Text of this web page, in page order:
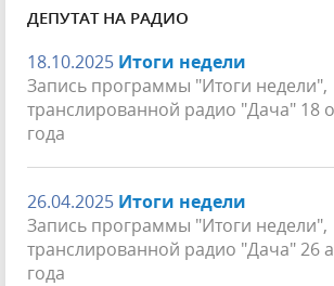
ДЕПУТАТ НА РАДИО
18.10.2025 Итоги недели
Запись программы "Итоги недели",
транслированной радио "Дача" 18
года
26.04.2025 Итоги недели
Запись программы "Итоги недели",
транслированной радио "Дача" 26
года